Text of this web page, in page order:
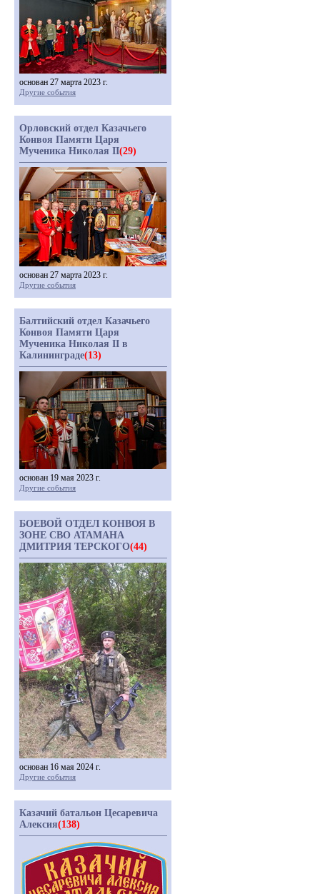
основан 27 марта 2023 г.
Другие события
Орловский отдел Казачьего
Конвоя Памяти Царя
Мученика Николая II(29)
основан 27 марта 2023 г.
Другие события
Балтийский отдел Казачьего
Конвоя Памяти Царя
Мученика Николая II в
Калининграде(13)
основан 19 мая 2023 г.
Другие события
БОЕВОЙ ОТДЕЛ КОНВОЯ В
ЗОНЕ СВО АТАМАНА
ДМИТРИЯ ТЕРСКОГО(44)
основан 16 мая 2024 г.
Другие события
Казачий батальон Цесаревича
Алексия(138)